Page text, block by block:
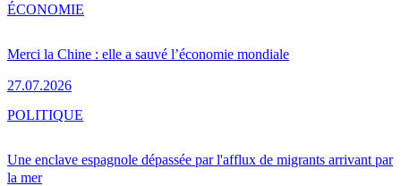
Merci la Chine : elle a sauvé l’économie mondiale
27.07.2026
ÉCONOMIE
Une enclave espagnole dépassée par l'afflux de migrants arrivant par
la mer
POLITIQUE